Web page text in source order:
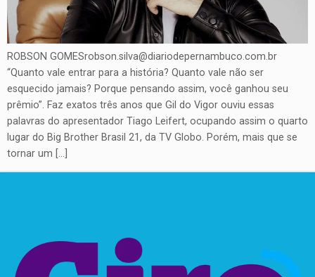
ROBSON GOMESrobson.silva@diariodepernambuco.com.br
“Quanto vale entrar para a história? Quanto vale não ser
esquecido jamais? Porque pensando assim, você ganhou seu
prêmio”. Faz exatos três anos que Gil do Vigor ouviu essas
palavras do apresentador Tiago Leifert, ocupando assim o quarto
lugar do Big Brother Brasil 21, da TV Globo. Porém, mais que se
tornar um […]